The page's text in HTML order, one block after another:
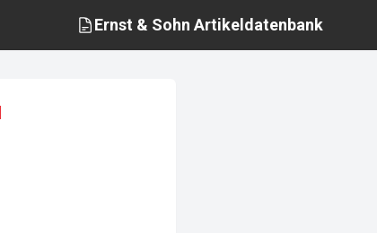
Ernst & Sohn Artikeldatenbank